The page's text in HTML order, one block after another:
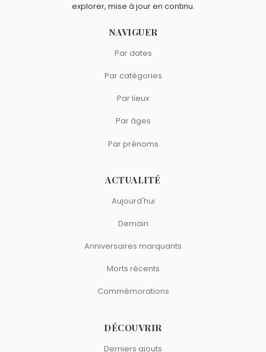
explorer, mise à jour en continu.
NAVIGUER
Par dates
Par catégories
Par lieux
Par âges
Par prénoms
ACTUALITÉ
Aujourd'hui
Demain
Anniversaires marquants
Morts récents
Commémorations
DÉCOUVRIR
Derniers ajouts